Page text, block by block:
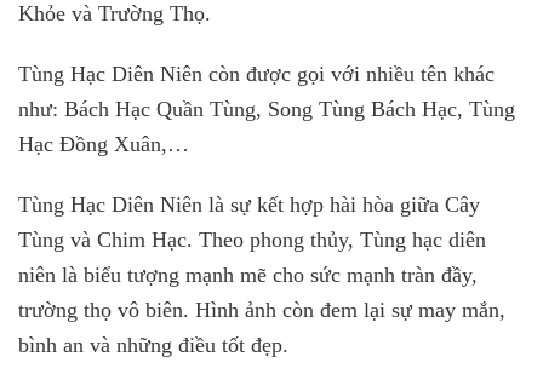
Khỏe và Trường Thọ.
Tùng Hạc Diên Niên còn được gọi với nhiều tên khác
như: Bách Hạc Quần Tùng, Song Tùng Bách Hạc, Tùng
Hạc Đồng Xuân,…
Tùng Hạc Diên Niên là sự kết hợp hài hòa giữa Cây
Tùng và Chim Hạc. Theo phong thủy, Tùng hạc diên
niên là biểu tượng mạnh mẽ cho sức mạnh tràn đầy,
trường thọ vô biên. Hình ảnh còn đem lại sự may mắn,
bình an và những điều tốt đẹp.